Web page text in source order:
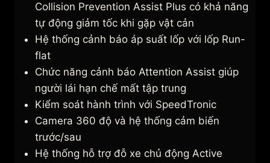
Collision Prevention Assist Plus có khả năng
tự động giảm tốc khi gặp vật cản
Hệ thống cảnh báo áp suất lốp với lốp Run-
flat
Chức năng cảnh báo Attention Assist giúp
người lái hạn chế mất tập trung
Kiểm soát hành trình với SpeedTronic
Camera 360 độ và hệ thống cảm biến
trước/sau
Hệ thống hỗ trợ đỗ xe chủ động Active